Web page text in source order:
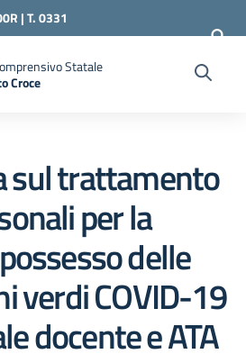
| T. 0331
Statale
Croce
sul trattamento
per la
delle
verdi COVID-19
docente e ATA